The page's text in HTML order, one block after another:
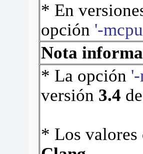
* En
opción '-
Nota
* La opción
versión 3.4 de
* Los valores